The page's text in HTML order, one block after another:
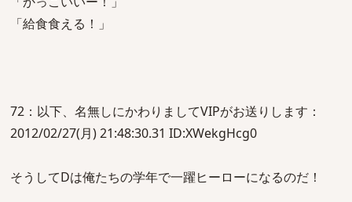
「給食食える！」
72：以下、名無しにかわりましてVIPがお送りします：
2012/02/27(月) 21:48:30.31 ID:XWekgHcg0
そうしてDは俺たちの学年で一躍ヒーローになるのだ！